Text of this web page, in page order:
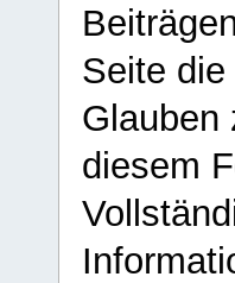
Seite
Glauben
diesem